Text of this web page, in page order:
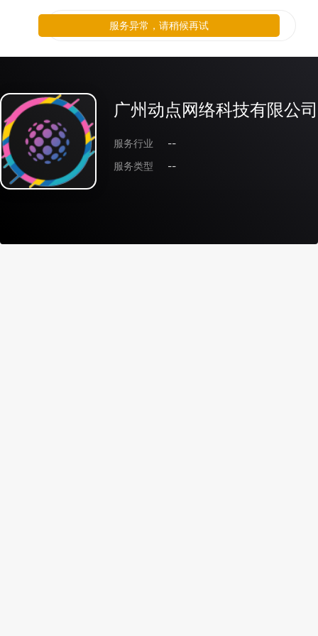
广州动点网络科技有限公司
服务行业
--
服务类型
--
服务异常，请稍候再试